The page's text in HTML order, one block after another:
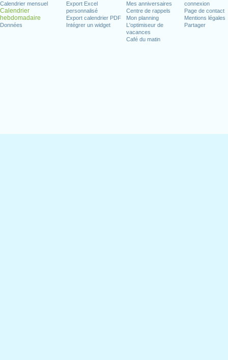
Calendrier mensuel
Calendrier
hebdomadaire
Données
Export Excel
personnalisé
Export calendrier PDF
Intégrer un widget
Mes anniversaires
Centre de rappels
Mon planning
L'optimiseur de
vacances
Café du matin
connexion
Page de contact
Mentions légales
Partager